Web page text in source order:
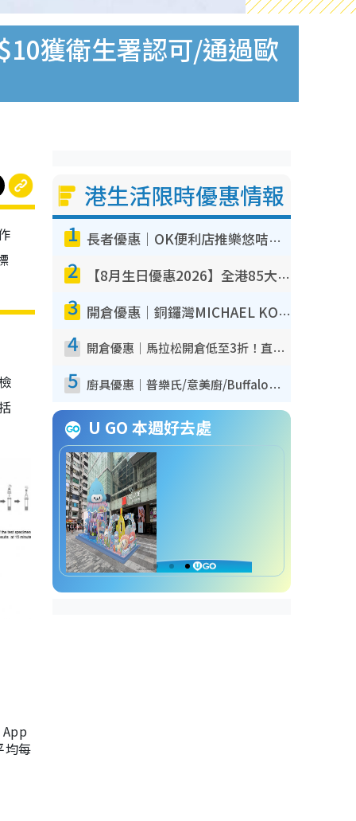
獲衛生署認可/通過歐
均每
港生活限時優惠情報
1 長者優惠｜OK便利店推樂悠咭優惠！買麵包/牛奶/保健品拍卡即減
2 【8月生日優惠2026】全港85大食買玩著數攻略 自助餐/火鍋放題同行免費＋誠品/DONKI送現金券
3 開倉優惠｜銅鑼灣MICHAEL KORS開倉低至17折！直擊$500起買手袋/銀包/鞋款 必買經典Jet Set系列
4 開倉優惠｜馬拉松開倉低至3折！直擊$99起買adidas／New Balance／Puma鞋款 STANLEY保溫杯劈價至$119起
5 廚具優惠｜普樂氏/意美廚/Buffalo廚具低至3折！$89起買煎鍋／炒鑊／個人鍋 同場小家電激減至$99起
U GO 本週好去處